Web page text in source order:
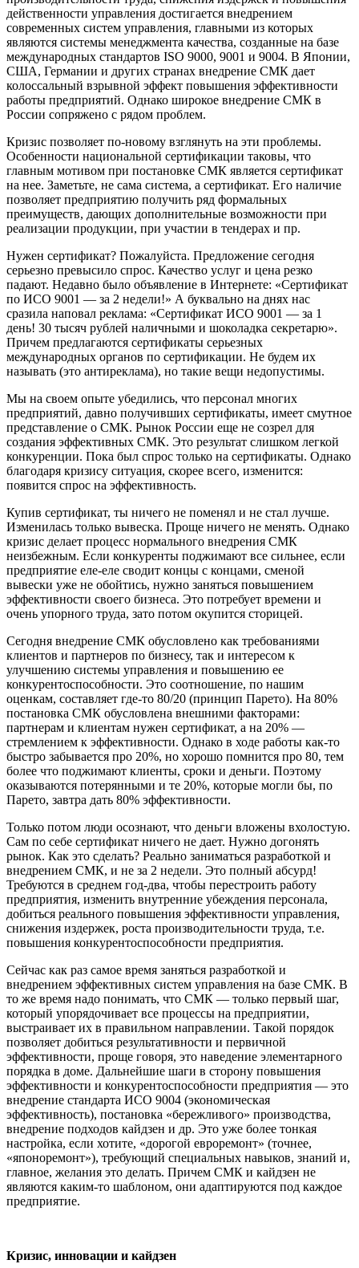
действенности управления достигается внедрением
современных систем управления, главными из которых
являются системы менеджмента качества, созданные на базе
международных стандартов ISO 9000, 9001 и 9004. В Японии,
США, Германии и других странах внедрение СМК дает
колоссальный взрывной эффект повышения эффективности
работы предприятий. Однако широкое внедрение СМК в
России сопряжено с рядом проблем.
Кризис позволяет по-новому взглянуть на эти проблемы.
Особенности национальной сертификации таковы, что
главным мотивом при постановке СМК является сертификат
на нее. Заметьте, не сама система, а сертификат. Его наличие
позволяет предприятию получить ряд формальных
преимуществ, дающих дополнительные возможности при
реализации продукции, при участии в тендерах и пр.
Нужен сертификат? Пожалуйста. Предложение сегодня
серьезно превысило спрос. Качество услуг и цена резко
падают. Недавно было объявление в Интернете: «Сертификат
по ИСО 9001 — за 2 недели!» А буквально на днях нас
сразила наповал реклама: «Сертификат ИСО 9001 — за 1
день! 30 тысяч рублей наличными и шоколадка секретарю».
Причем предлагаются сертификаты серьезных
международных органов по сертификации. Не будем их
называть (это антиреклама), но такие вещи недопустимы.
Мы на своем опыте убедились, что персонал многих
предприятий, давно получивших сертификаты, имеет смутное
представление о СМК. Рынок России еще не созрел для
создания эффективных СМК. Это результат слишком легкой
конкуренции. Пока был спрос только на сертификаты. Однако
благодаря кризису ситуация, скорее всего, изменится:
появится спрос на эффективность.
Купив сертификат, ты ничего не поменял и не стал лучше.
Изменилась только вывеска. Проще ничего не менять. Однако
кризис делает процесс нормального внедрения СМК
неизбежным. Если конкуренты поджимают все сильнее, если
предприятие еле-еле сводит концы с концами, сменой
вывески уже не обойтись, нужно заняться повышением
эффективности своего бизнеса. Это потребует времени и
очень упорного труда, зато потом окупится сторицей.
Сегодня внедрение СМК обусловлено как требованиями
клиентов и партнеров по бизнесу, так и интересом к
улучшению системы управления и повышению ее
конкурентоспособности. Это соотношение, по нашим
оценкам, составляет где-то 80/20 (принцип Парето). На 80%
постановка СМК обусловлена внешними факторами:
партнерам и клиентам нужен сертификат, а на 20% —
стремлением к эффективности. Однако в ходе работы как-то
быстро забывается про 20%, но хорошо помнится про 80, тем
более что поджимают клиенты, сроки и деньги. Поэтому
оказываются потерянными и те 20%, которые могли бы, по
Парето, завтра дать 80% эффективности.
Только потом люди осознают, что деньги вложены вхолостую.
Сам по себе сертификат ничего не дает. Нужно догонять
рынок. Как это сделать? Реально заниматься разработкой и
внедрением СМК, и не за 2 недели. Это полный абсурд!
Требуются в среднем год-два, чтобы перестроить работу
предприятия, изменить внутренние убеждения персонала,
добиться реального повышения эффективности управления,
снижения издержек, роста производительности труда, т.е.
повышения конкурентоспособности предприятия.
Сейчас как раз самое время заняться разработкой и
внедрением эффективных систем управления на базе СМК. В
то же время надо понимать, что СМК — только первый шаг,
который упорядочивает все процессы на предприятии,
выстраивает их в правильном направлении. Такой порядок
позволяет добиться результативности и первичной
эффективности, проще говоря, это наведение элементарного
порядка в доме. Дальнейшие шаги в сторону повышения
эффективности и конкурентоспособности предприятия — это
внедрение стандарта ИСО 9004 (экономическая
эффективность), постановка «бережливого» производства,
внедрение подходов кайдзен и др. Это уже более тонкая
настройка, если хотите, «дорогой евроремонт» (точнее,
«японоремонт»), требующий специальных навыков, знаний и,
главное, желания это делать. Причем СМК и кайдзен не
являются каким-то шаблоном, они адаптируются под каждое
предприятие.
Кризис, инновации и кайдзен